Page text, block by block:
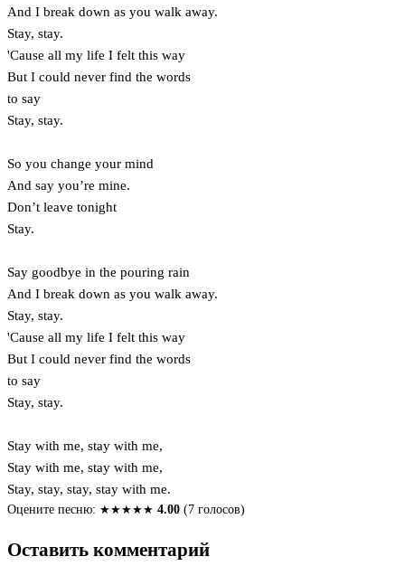
And I break down as you walk away.
Stay, stay.
'Cause all my life I felt this way
But I could never find the words
to say
Stay, stay.
So you change your mind
And say you’re mine.
Don’t leave tonight
Stay.
Say goodbye in the pouring rain
And I break down as you walk away.
Stay, stay.
'Cause all my life I felt this way
But I could never find the words
to say
Stay, stay.
Stay with me, stay with me,
Stay with me, stay with me,
Stay, stay, stay, stay with me.
Оцените песню: ★★★★★ 4.00 (7 голосов)
Оставить комментарий